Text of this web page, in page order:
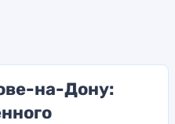
на-Дону: